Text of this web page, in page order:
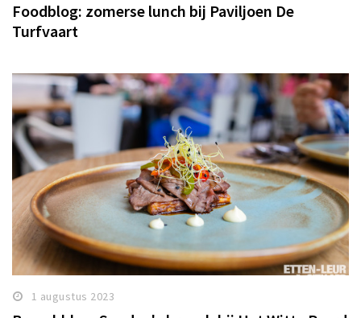
Foodblog: zomerse lunch bij Paviljoen De
Turfvaart
1 augustus 2023